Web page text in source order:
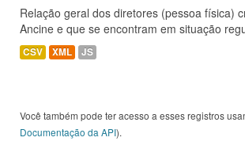
Relação geral dos diretores (pessoa física)
Ancine e que se encontram em situação
CSV XML JS
Você também pode ter acesso a esses registros
Documentação da API).